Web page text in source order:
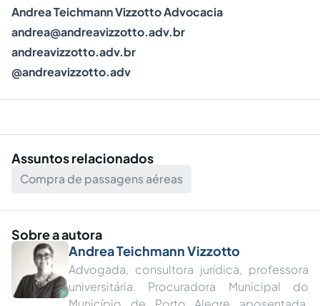
Andrea Teichmann Vizzotto Advocacia
andrea@andreavizzotto.adv.br
andreavizzotto.adv.br
@andreavizzotto.adv
Assuntos relacionados
Compra de passagens aéreas
Sobre a autora
Andrea Teichmann Vizzotto
Advogada, consultora jurídica, professora
universitária. Procuradora Municipal do